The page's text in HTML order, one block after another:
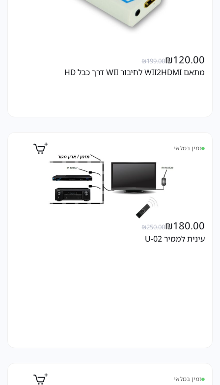
₪199.00₪120.00
מתאם WII2HDMI לחיבור WII דרך כבל HD
זמין במלאי
₪250.00₪180.00
עינית לממיר U-02
זמין במלאי